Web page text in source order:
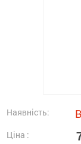
Наявність:
Ціна :